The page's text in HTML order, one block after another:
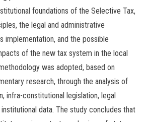
foundations of the Selective Tax,
the legal and administrative
implementation, and the possible
of the new tax system in the local
was adopted, based on
research, through the analysis of
infra-constitutional legislation, legal
data. The study concludes that